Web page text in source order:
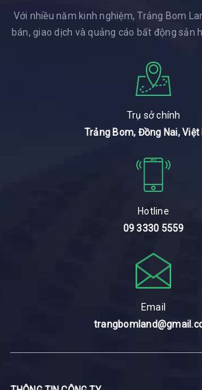
Với nhiều năm kinh nghiệm, Trảng Bom
bán, giao dịch và quảng cáo bất động sản
Trụ sở chính
Trảng Bom, Đồng Nai, Việt
Hotline
09 3330 5559
Email